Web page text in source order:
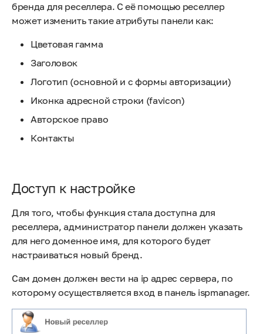
бренда для реселлера. С её помощью реселлер
может изменить такие атрибуты панели как:
Цветовая гамма
Заголовок
Логотип (основной и с формы авторизации)
Иконка адресной строки (favicon)
Авторское право
Контакты
Доступ к настройке
Для того, чтобы функция стала доступна для
реселлера, администратор панели должен указать
для него доменное имя, для которого будет
настраиваться новый бренд.
Сам домен должен вести на ip адрес сервера, по
которому осуществляется вход в панель ispmanager.